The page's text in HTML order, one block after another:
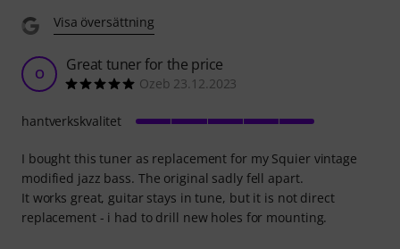
Visa översättning
O Great tuner for the price
Ozeb 23.12.2023
I bought this tuner as replacement for my Squier vintage
modified jazz bass. The original sadly fell apart.
It works great, guitar stays in tune, but it is not direct
replacement - i had to drill new holes for mounting.
hantverkskvalitet